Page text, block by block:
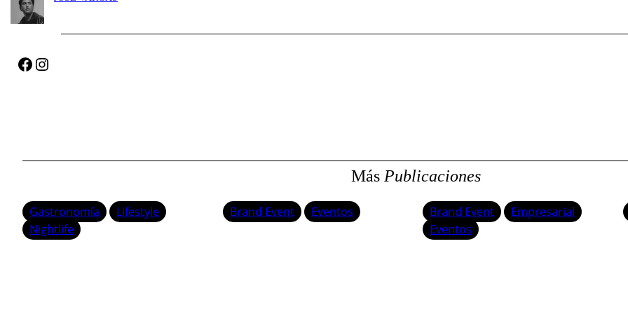
Facebook Instagram
MásPublicaciones
Gastronomía
Lifestyle
Nightlife
Brand Event Eventos Brand Event
Empresarial
Eventos